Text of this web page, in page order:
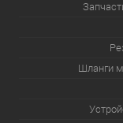
Шланги